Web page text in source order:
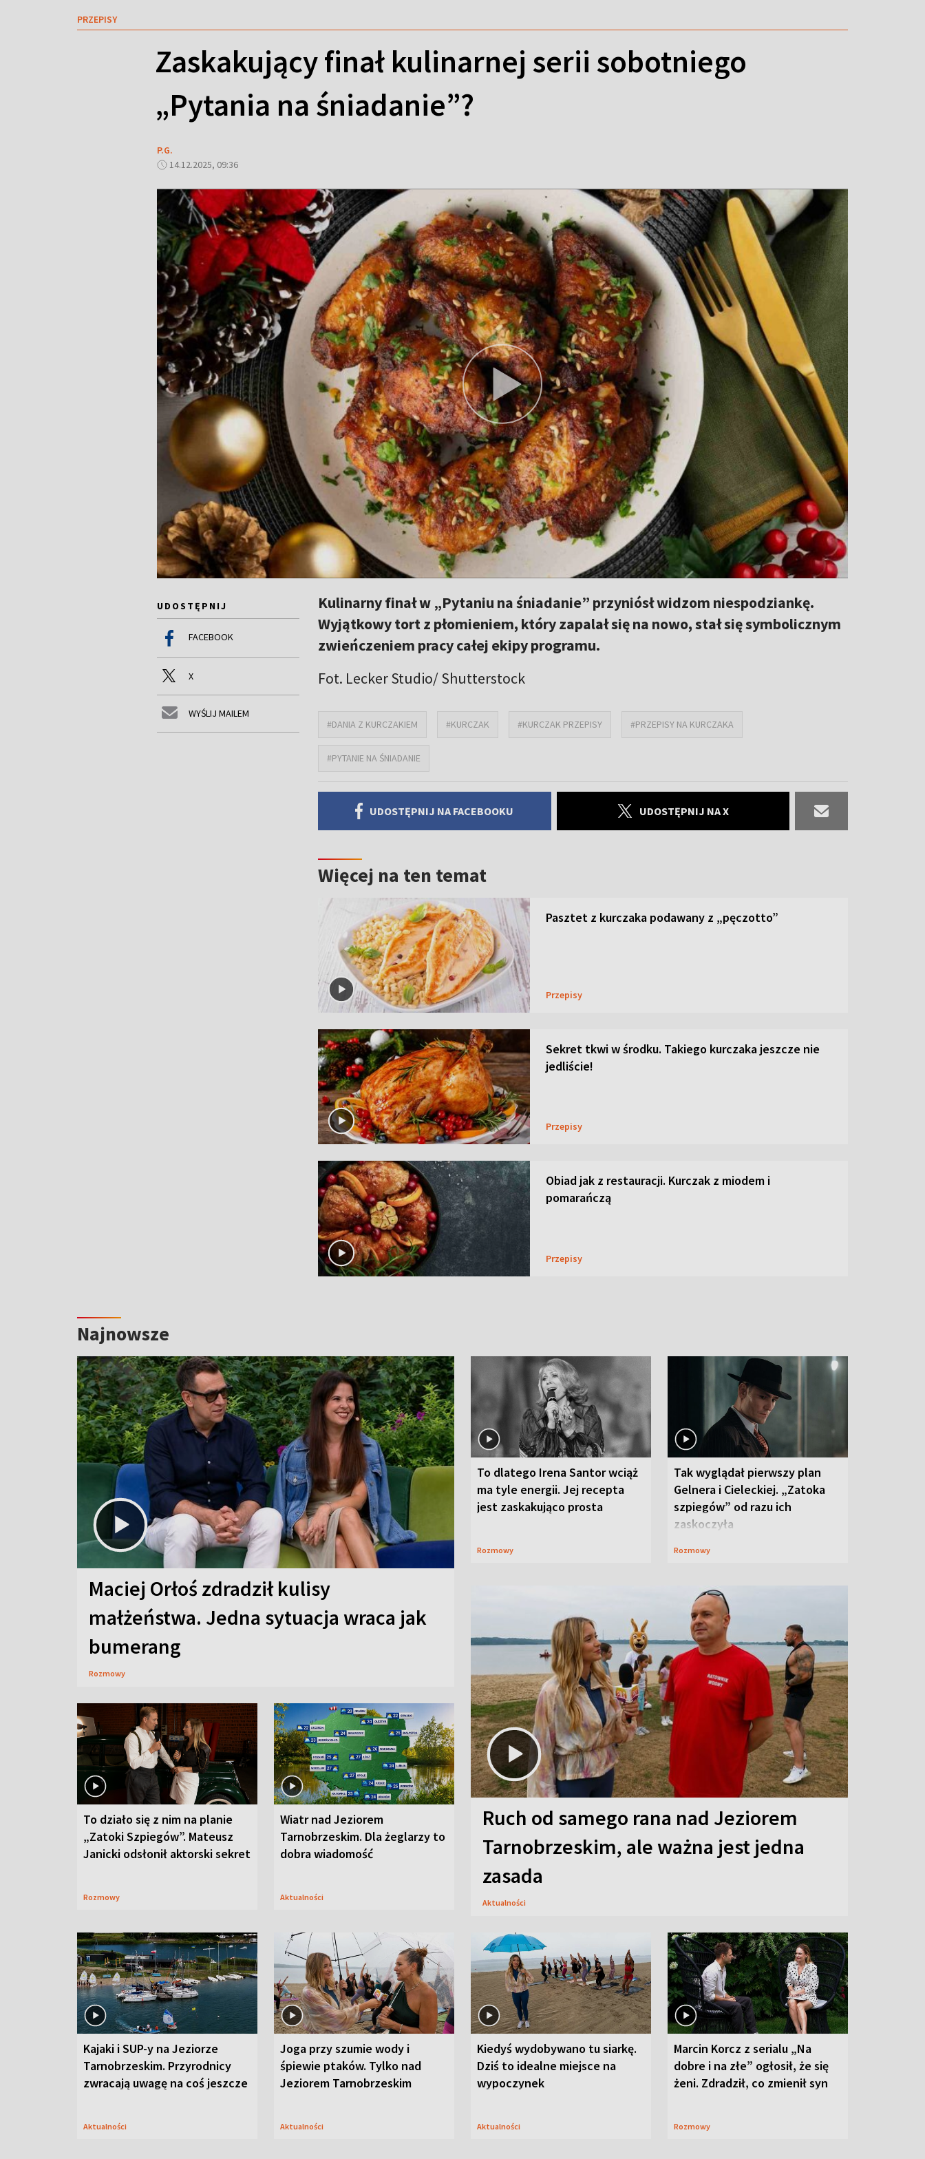
PRZEPISY
Zaskakujący finał kulinarnej serii sobotniego
„Pytania na śniadanie”?
P.G.
14.12.2025, 09:36
UDOSTĘPNIJ
FACEBOOK
X
WYŚLIJ MAILEM
Kulinarny finał w „Pytaniu na śniadanie” przyniósł widzom niespodziankę.
Wyjątkowy tort z płomieniem, który zapalał się na nowo, stał się symbolicznym
zwieńczeniem pracy całej ekipy programu.
Fot. Lecker Studio/ Shutterstock
#DANIA Z KURCZAKIEM #KURCZAK #KURCZAK PRZEPISY #PRZEPISY NA KURCZAKA
#PYTANIE NA ŚNIADANIE
UDOSTĘPNIJ NA FACEBOOKU UDOSTĘPNIJ NA X
Więcej na ten temat
Pasztet z kurczaka podawany z „pęczotto”
Przepisy
Sekret tkwi w środku. Takiego kurczaka jeszcze nie
jedliście!
Przepisy
Obiad jak z restauracji. Kurczak z miodem i
pomarańczą
Przepisy
Najnowsze
Maciej Orłoś zdradził kulisy
małżeństwa. Jedna sytuacja wraca jak
bumerang
Rozmowy
To dlatego Irena Santor wciąż
ma tyle energii. Jej recepta
jest zaskakująco prosta
Rozmowy
Tak wyglądał pierwszy plan
Gelnera i Cieleckiej. „Zatoka
szpiegów” od razu ich
zaskoczyła
Rozmowy
To działo się z nim na planie
„Zatoki Szpiegów”. Mateusz
Janicki odsłonił aktorski sekret
Rozmowy
Wiatr nad Jeziorem
Tarnobrzeskim. Dla żeglarzy to
dobra wiadomość
Aktualności
Ruch od samego rana nad Jeziorem
Tarnobrzeskim, ale ważna jest jedna
zasada
Aktualności
Kajaki i SUP-y na Jeziorze
Tarnobrzeskim. Przyrodnicy
zwracają uwagę na coś jeszcze
Aktualności
Joga przy szumie wody i
śpiewie ptaków. Tylko nad
Jeziorem Tarnobrzeskim
Aktualności
Kiedyś wydobywano tu siarkę.
Dziś to idealne miejsce na
wypoczynek
Aktualności
Marcin Korcz z serialu „Na
dobre i na złe” ogłosił, że się
żeni. Zdradził, co zmienił syn
Rozmowy